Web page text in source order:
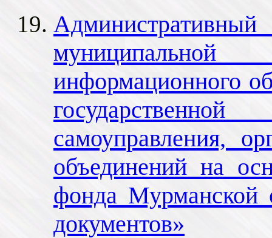
Административный
информационного
самоуправления,
объединений на
фонда Мурманской
документов»